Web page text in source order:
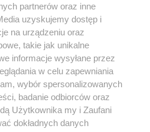
nie może być powielany i
w jakikolwiek sposób (w
na jakimkolwiek polu
włącznie z umieszczaniem w
praw. Jakiekolwiek użycie lub
lub w części z naruszeniem prawa,
pod groźbą kary i może być
partnerów oraz inne
uzyskujemy dostęp i
na urządzeniu oraz
takie jak unikalne
informacje wysyłane przez
w celu zapewniania
wybór spersonalizowanych
badanie odbiorców oraz
Użytkownika my i Zaufani
dokładnych danych